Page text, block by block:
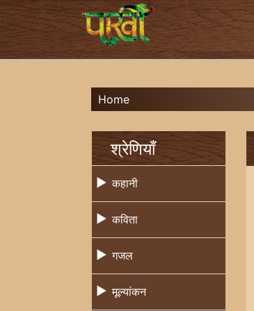
Home
श्रेणियाँ
कहानी
कविता
गजल
मूल्यांकन